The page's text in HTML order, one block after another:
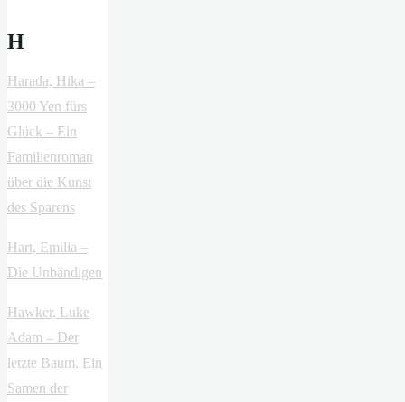
H
Harada, Hika –
3000 Yen fürs
Glück – Ein
Familienroman
über die Kunst
des Sparens
Hart, Emilia –
Die Unbändigen
Hawker, Luke
Adam – Der
letzte Baum. Ein
Samen der